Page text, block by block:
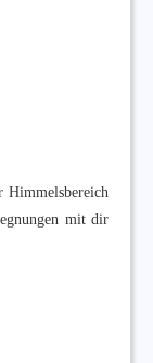
mit dir